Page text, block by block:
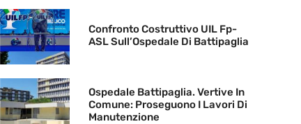
Confronto Costruttivo UIL Fp-
ASL Sull’Ospedale Di Battipaglia
Ospedale Battipaglia. Vertive In
Comune: Proseguono I Lavori Di
Manutenzione